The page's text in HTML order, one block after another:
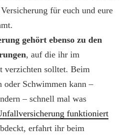
für euch und eure
gehört ebenso zu den
, auf die ihr im
verzichten solltet. Beim
oder Schwimmen kann –
– schnell mal was
funktioniert
erfahrt ihr beim